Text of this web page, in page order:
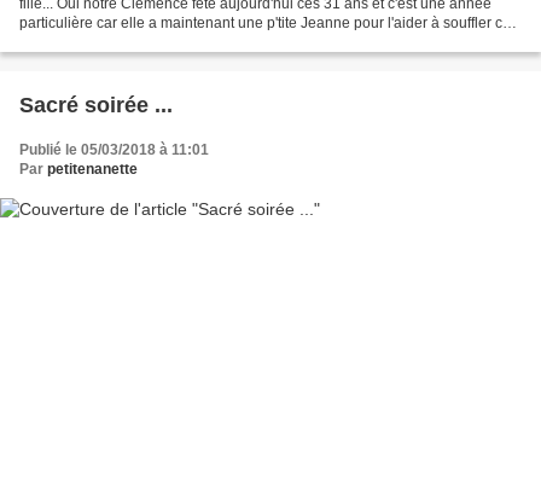
fille... Oui notre Clémence fête aujourd'hui ces 31 ans et c'est une année
particulière car elle a maintenant une p'tite Jeanne pour l'aider à souffler ces
Sacré soirée ...
Publié le 05/03/2018 à 11:01
Par petitenanette